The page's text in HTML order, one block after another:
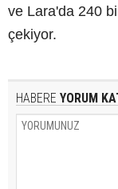
ve Lara'da 240
çekiyor.
HABERE YORUM